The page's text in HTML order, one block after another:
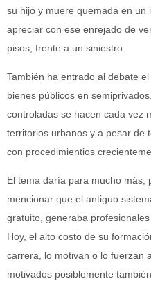
su hijo y muere quemada en un
apreciar con ese enrejado de
pisos, frente a un siniestro.
También ha entrado al debate
bienes públicos en
controladas se hacen cada vez
territorios urbanos y a pesar de
con procedimientios
El tema daría para mucho más,
mencionar que el antiguo
gratuito, generaba
Hoy, el alto costo de su
carrera, lo motivan o lo fuerzan
motivados posiblemente